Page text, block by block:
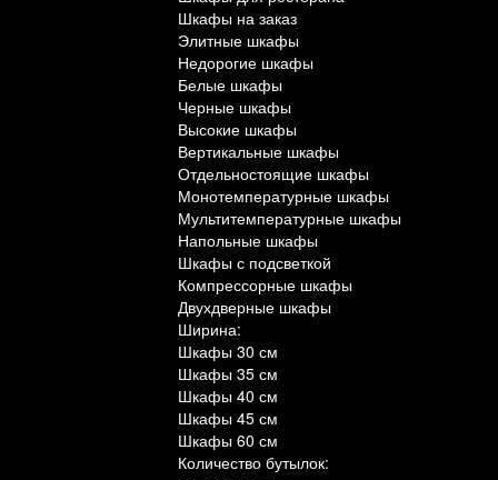
Шкафы на заказ
Элитные шкафы
Недорогие шкафы
Белые шкафы
Черные шкафы
Высокие шкафы
Вертикальные шкафы
Отдельностоящие шкафы
Монотемпературные шкафы
Мультитемпературные шкафы
Напольные шкафы
Шкафы с подсветкой
Компрессорные шкафы
Двухдверные шкафы
Ширина:
Шкафы 30 см
Шкафы 35 см
Шкафы 40 см
Шкафы 45 см
Шкафы 60 см
Количество бутылок: